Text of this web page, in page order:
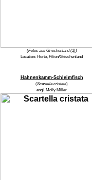
(Fotos aus Griechenland (1))
Location: Horto, Pilion/Griechenland
Hahnenkamm-Schleimfisch
(Scartella cristata)
engl. Molly Miller